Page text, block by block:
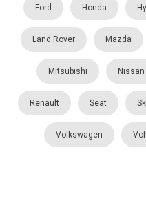
Ford Honda
Land Rover Mazda
Mitsubishi Nissan
Renault Seat
Volkswagen